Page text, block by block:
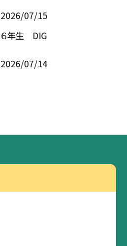
2026/07/15
６年生 DIG
2026/07/14